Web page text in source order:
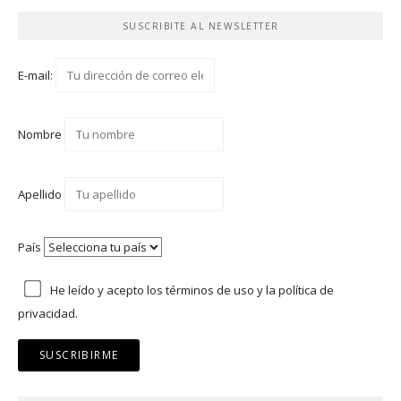
SUSCRIBITE AL NEWSLETTER
E-mail:
Nombre
Apellido
País
He leído y acepto los términos de uso yla política de
privacidad.